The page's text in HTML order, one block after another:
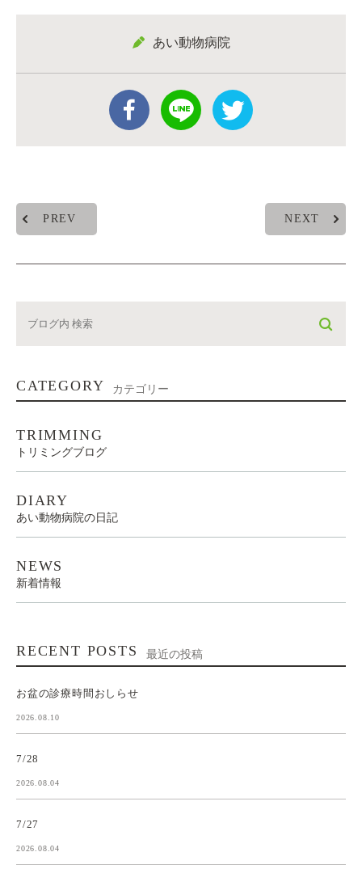
あい動物病院
PREV NEXT
CATEGORY カテゴリー
TRIMMING
トリミングブログ
DIARY
あい動物病院の日記
NEWS
新着情報
RECENT POSTS 最近の投稿
お盆の診療時間おしらせ
2026.08.10
7/28
2026.08.04
7/27
2026.08.04